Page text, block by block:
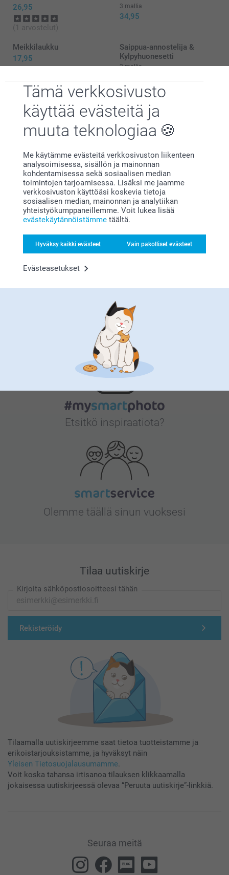
Tämä verkkosivusto
käyttää evästeitä ja
muuta teknologiaa
Me käytämme evästeitä verkkosivuston liikenteen
analysoimisessa, sisällön ja mainonnan
kohdentamisessa sekä sosiaalisen median
toimintojen tarjoamisessa. Lisäksi me jaamme
verkkosivuston käyttöäsi koskevia tietoja
sosiaalisen median, mainonnan ja analytiikan
yhteistyökumppaneillemme. Voit lukea lisää
evästekäytännöistämme täältä.
Hyväksy kaikki evästeet Vain pakolliset evästeet
Evästeasetukset
toilettilaukku oli juuri toiveidesi mukainen. 👍🏻
Lämpimin terveisin,
Miia @smartphoto
26,95
(1 arvostelut)
3 mallia
34,95
Meikkilaukku
17,95
Saippua-annostelija &
Kylpyhuonesetti
2 mallia
Miksismartphoto?
Tyytyväisyystakuu
Bonusta kaikista tilauksista
Etsitkö inspiraatiota?
Olemme täällä sinun vuoksesi
Tilaa uutiskirje
Kirjoita sähköpostiosoitteesi tähän
Rekisteröidy
Tilaamalla uutiskirjeemme saat tietoa tuotteistamme ja
erikoistarjouksistamme, ja hyväksyt näin
Yleisen Tietosuojalausumamme.
Voit koska tahansa irtisanoa tilauksen klikkaamalla
jokaisessa uutiskirjeessä olevaa “Peruuta uutiskirje”-linkkiä.
Seuraa meitä